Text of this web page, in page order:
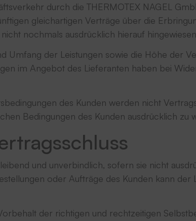
durch die THERMOTEX NAGEL
gleichartigen Verträge über die
nochmals ausdrücklich hierauf
Umfang der Leistungen sowie die Höhe der
im Angebot des Lieferanten haben bei
des Kunden werden nicht
Bedingungen des Kunden ausdrücklich zu
und unverbindlich, sofern sie nicht
oder Aufträge des Kunden kann
der richtigen und rechtzeitigen